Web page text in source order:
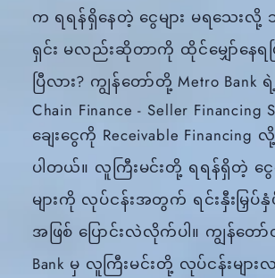
က ရရန်ရှိနေတဲ့ ငွေများ မရသေး
ရှင်း မလည်းဆိုတာကို ထိုင်မျှော်နေရပ
ပြီလား? ကျွန်တော်တို့ Metro Bank
Chain Finance - Seller Financing
ချေးငွေကို Receivable
ပါတယ်။ လူကြီးမင်းတို့ ရရန်ရှိတဲ့ ငွေ
များကို လုပ်ငန်းအတွက် ရင်းနှီးမြှပ်နှံ
အဖြစ် ပြောင်းလဲလိုက်ပါ။ ကျွန်တေ
Bank မှ လူကြီးမင်းတို့ လုပ်ငန်းမျာ